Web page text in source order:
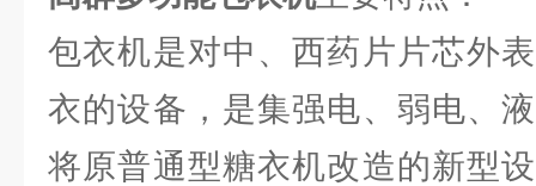
包衣机是对中、西药片片芯外
衣的设备，是集强电、弱电、
将原普通型糖衣机改造的新型